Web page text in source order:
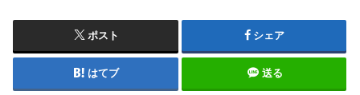
ポスト シェア
はてブ 送る